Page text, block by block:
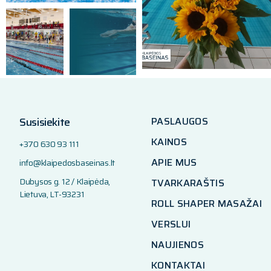
Susisiekite
+370 630 93 111
info@klaipedosbaseinas.lt
Dubysos g. 12 / Klaipėda,
Lietuva, LT-93231
PASLAUGOS
KAINOS
APIE MUS
TVARKARAŠTIS
ROLL SHAPER MASAŽAI
VERSLUI
NAUJIENOS
KONTAKTAI